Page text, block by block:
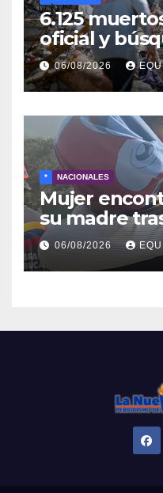
6.125
oficial y
cadáveres
escombros
06/08/2026
* NACIONALES
Mujer
su madre
búsqueda
06/08/2026